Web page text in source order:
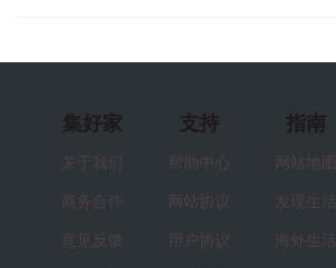
集好家
关于我们
商务合作
意见反馈
支持
帮助中心
网站协议
用户协议
指南
网站地图
发现生活
海外生活